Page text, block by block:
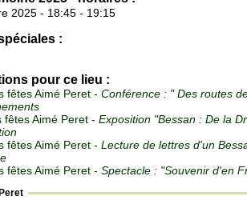
2025 - 18:45 - 19:15
:
pour ce lieu :
fêtes Aimé Peret - Conférence : " Des routes
fêtes Aimé Peret - Exposition "Bessan : De la
fêtes Aimé Peret - Lecture de lettres d'un
fêtes Aimé Peret - Spectacle : "Souvenir d'en